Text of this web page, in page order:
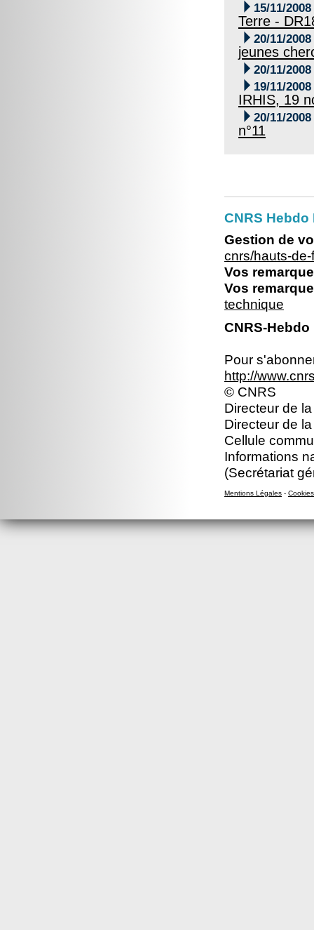
 15/11/2008
Terre -
 20/11/2008
jeunes
 20/11/2008
 19/11/2008
IRHIS, 19
 20/11/2008
n°11
CNRS
Gestion de
cnrs/hauts-
Vos
Vos
technique
CNRS-
Pour
http://
© CNRS
Directeur de
Directeur de
Cellule
Informations
(Secrétariat
Mentions Légales - Cookies